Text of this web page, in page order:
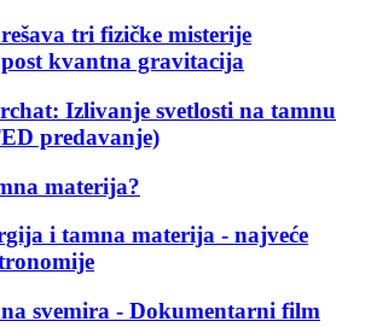
tri fizičke misterije
kvantna gravitacija
Izlivanje svetlosti na tamnu
predavanje)
materija?
i tamna materija - najveće
svemira - Dokumentarni film